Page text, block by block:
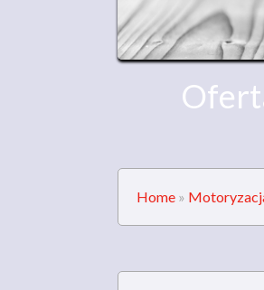
Home »